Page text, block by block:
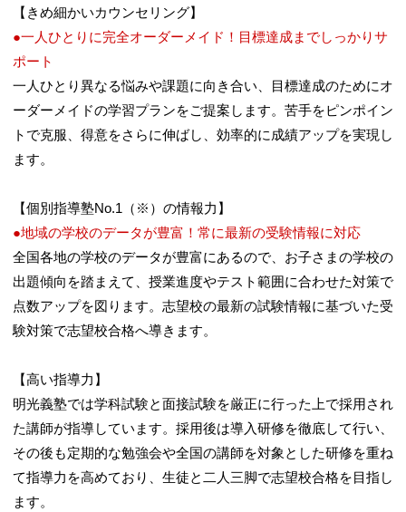
【きめ細かいカウンセリング】
●一人ひとりに完全オーダーメイド！目標達成までしっかりサ
ポート
一人ひとり異なる悩みや課題に向き合い、目標達成のためにオ
ーダーメイドの学習プランをご提案します。苦手をピンポイン
トで克服、得意をさらに伸ばし、効率的に成績アップを実現し
ます。
【個別指導塾No.1（※）の情報力】
●地域の学校のデータが豊富！常に最新の受験情報に対応
全国各地の学校のデータが豊富にあるので、お子さまの学校の
出題傾向を踏まえて、授業進度やテスト範囲に合わせた対策で
点数アップを図ります。志望校の最新の試験情報に基づいた受
験対策で志望校合格へ導きます。
【高い指導力】
明光義塾では学科試験と面接試験を厳正に行った上で採用され
た講師が指導しています。採用後は導入研修を徹底して行い、
その後も定期的な勉強会や全国の講師を対象とした研修を重ね
て指導力を高めており、生徒と二人三脚で志望校合格を目指し
ます。